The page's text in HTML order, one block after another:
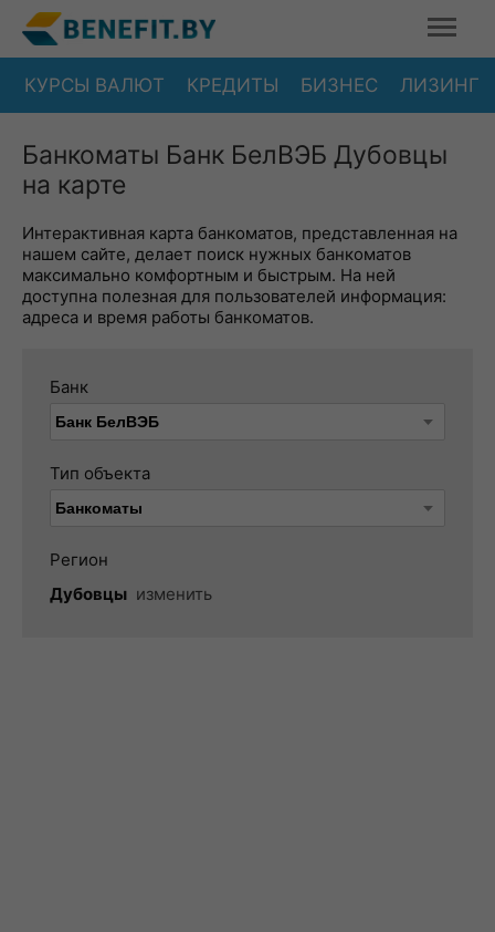
КУРСЫ ВАЛЮТ КРЕДИТЫ БИЗНЕС ЛИЗИНГ
Банкоматы Банк БелВЭБ Дубовцы
на карте
Интерактивная карта банкоматов, представленная на
нашем сайте, делает поиск нужных банкоматов
максимально комфортным и быстрым. На ней
доступна полезная для пользователей информация:
адреса и время работы банкоматов.
Банк
Тип объекта
Регион
Дубовцы изменить